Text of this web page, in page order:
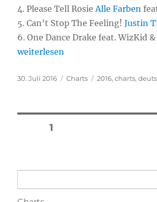
4.Please Tell RosieAlle Farben
5.Can’t Stop The Feeling!Justin
6.One Dance Drake feat. WizKid
„Chart-Hits Juli 2016“
weiterlesen
Veröffentlicht
30. Juli 2016 Kategorien
Charts Schlagwörter
2016,charts,
1
Search